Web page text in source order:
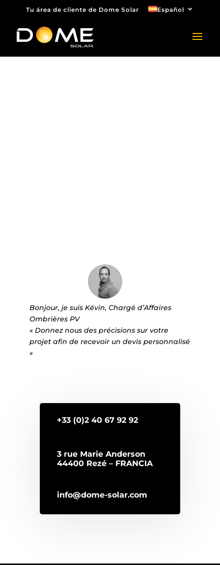
Tu área de cliente de Dome Solar Español
Bonjour, je suis Kévin, Chargé d’Affaires
Ombrières PV
« Donnez nous des précisions sur votre
projet afin de recevoir un devis personnalisé
»
+33 (0)2 40 67 92 92
3 rue Marie Anderson
44400 Rezé – FRANCIA
info@dome-solar.com